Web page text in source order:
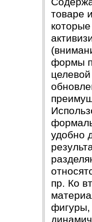
товаре
формы
удобно
пр. Ко
фигуры,